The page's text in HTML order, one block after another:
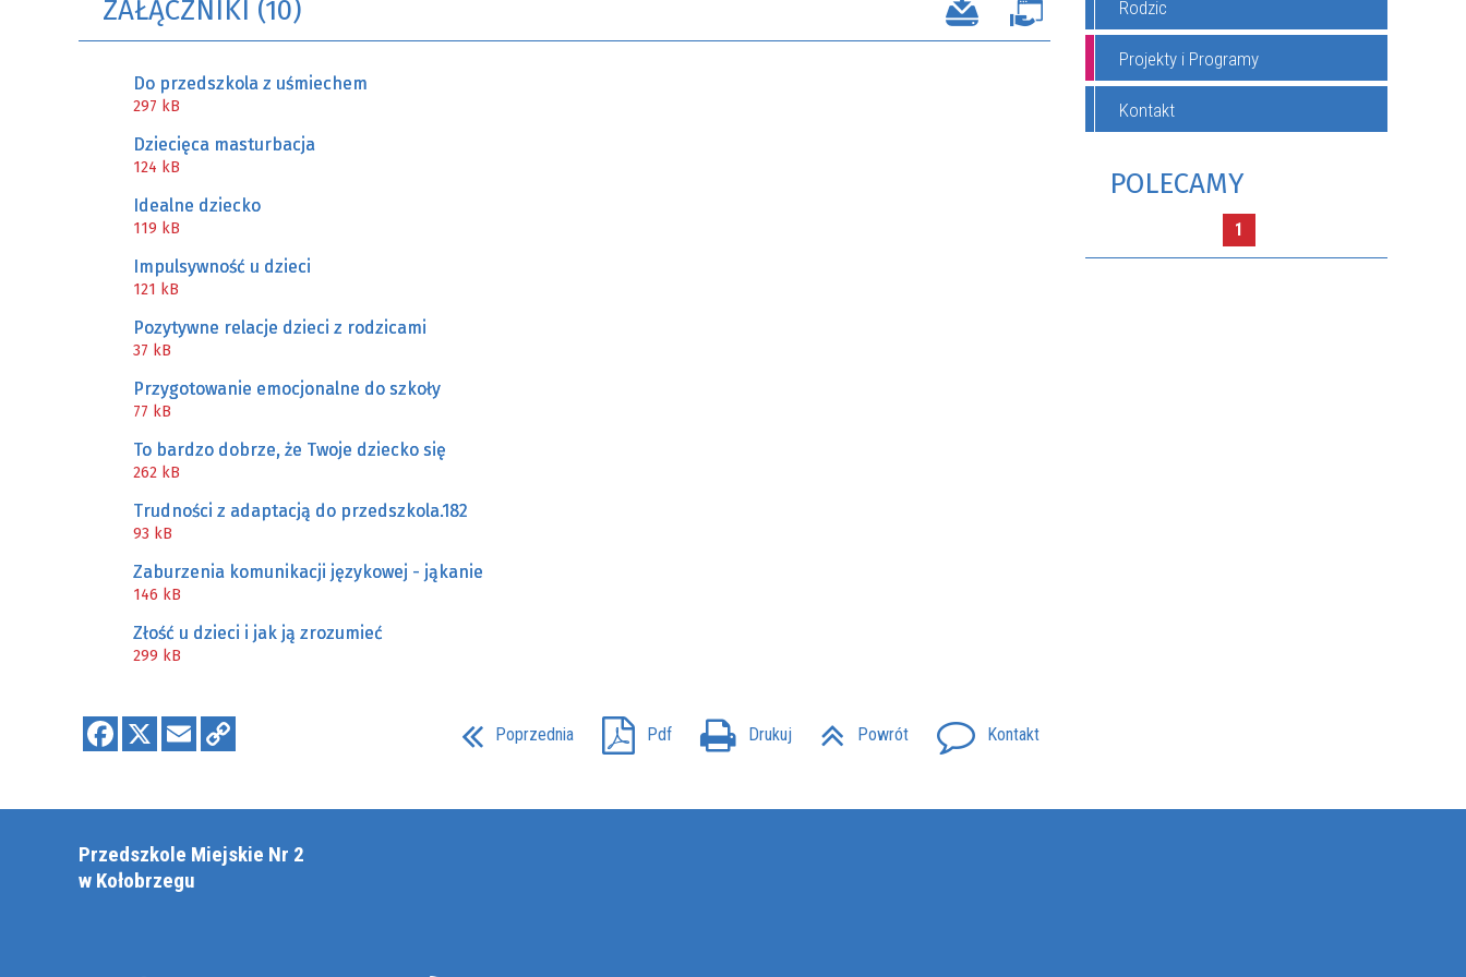
ZAŁĄCZNIKI (10)
Do przedszkola z uśmiechem
297 kB
Dziecięca masturbacja
124 kB
Idealne dziecko
119 kB
Impulsywność u dzieci
121 kB
Pozytywne relacje dzieci z rodzicami
37 kB
Przygotowanie emocjonalne do szkoły
77 kB
To bardzo dobrze, że Twoje dziecko się
262 kB
Trudności z adaptacją do przedszkola.182
93 kB
Zaburzenia komunikacji językowej - jąkanie
146 kB
Złość u dzieci i jak ją zrozumieć
299 kB
Poprzednia Pdf Drukuj Powrót Kontakt
Rodzic
Projekty i Programy
Kontakt
POLECAMY
1
Przedszkole Miejskie Nr 2
w Kołobrzegu